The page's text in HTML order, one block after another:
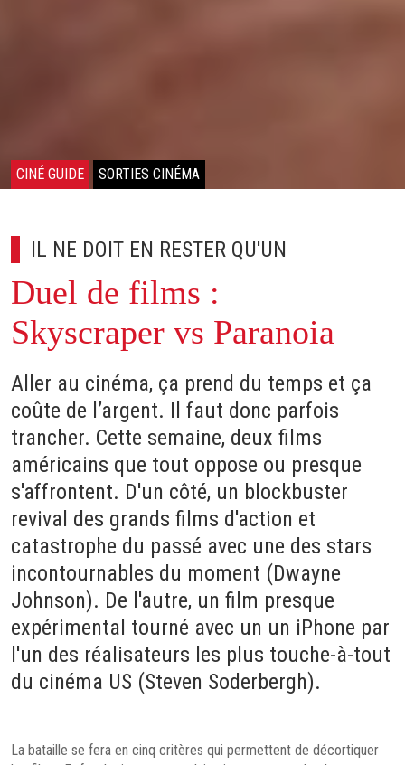
CINÉ GUIDE SORTIES CINÉMA
IL NE DOIT EN RESTER QU'UN
Duel de films :
Skyscraper vs Paranoia
Aller au cinéma, ça prend du temps et ça
coûte de l’argent. Il faut donc parfois
trancher. Cette semaine, deux films
américains que tout oppose ou presque
s'affrontent. D'un côté, un blockbuster
revival des grands films d'action et
catastrophe du passé avec une des stars
incontournables du moment (Dwayne
Johnson). De l'autre, un film presque
expérimental tourné avec un un iPhone par
l'un des réalisateurs les plus touche-à-tout
du cinéma US (Steven Soderbergh).
La bataille se fera en cinq critères qui permettent de décortiquer